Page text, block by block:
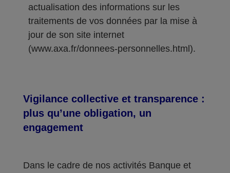
actualisation des informations sur les
traitements de vos données par la mise à
jour de son site internet
(www.axa.fr/donnees-personnelles.html).
Vigilance collective et transparence :
plus qu’une obligation, un
engagement
Dans le cadre de nos activités Banque et